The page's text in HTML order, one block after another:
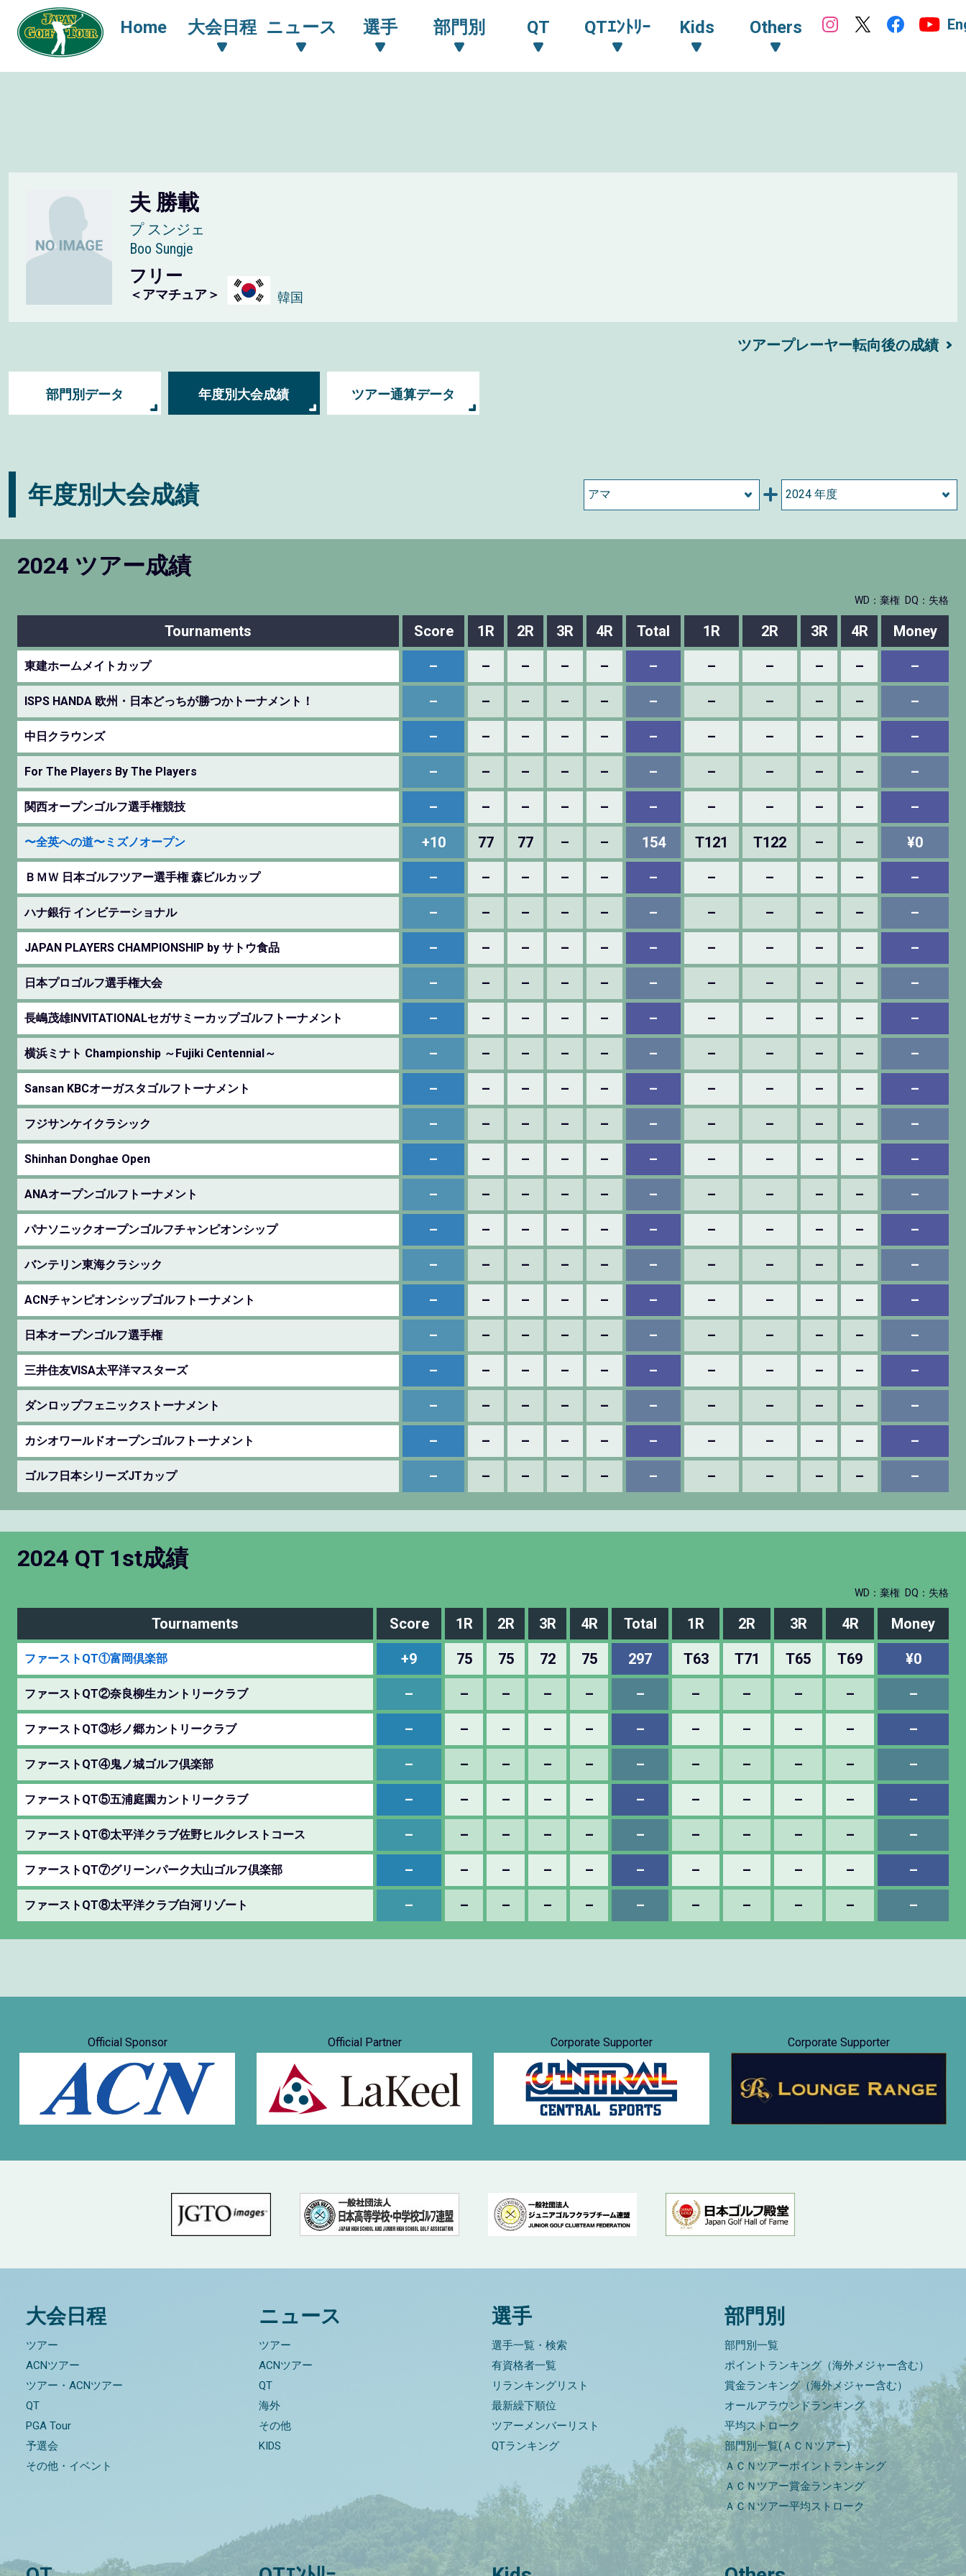
Home 大会日程 ニュース 選手 部門別 QT QTｴﾝﾄﾘｰ Kids Others
夫 勝載
プ スンジェ
Boo Sungje
フリー
＜アマチュア＞ 韓国
ツアープレーヤー転向後の成績
部門別データ 年度別大会成績 ツアー通算データ
年度別大会成績
2024 ツアー成績
WD：棄権 DQ：失格
Tournaments Score 1R 2R 3R 4R Total 1R 2R 3R 4R Money
東建ホームメイトカップ – – – – – – – – – – –
ISPS HANDA 欧州・日本どっちが勝つかトーナメント！ – – – – – – – – – – –
中日クラウンズ – – – – – – – – – – –
For The Players By The Players – – – – – – – – – – –
関西オープンゴルフ選手権競技 – – – – – – – – – – –
〜全英への道〜ミズノオープン +10 77 77 – – 154 T121 T122 – – ¥0
ＢＭＷ 日本ゴルフツアー選手権 森ビルカップ – – – – – – – – – – –
ハナ銀行 インビテーショナル – – – – – – – – – – –
JAPAN PLAYERS CHAMPIONSHIP by サトウ食品 – – – – – – – – – – –
日本プロゴルフ選手権大会 – – – – – – – – – – –
長嶋茂雄INVITATIONALセガサミーカップゴルフトーナメント – – – – – – – – – – –
横浜ミナト Championship ～Fujiki Centennial～ – – – – – – – – – – –
Sansan KBCオーガスタゴルフトーナメント – – – – – – – – – – –
フジサンケイクラシック – – – – – – – – – – –
Shinhan Donghae Open – – – – – – – – – – –
ANAオープンゴルフトーナメント – – – – – – – – – – –
パナソニックオープンゴルフチャンピオンシップ – – – – – – – – – – –
バンテリン東海クラシック – – – – – – – – – – –
ACNチャンピオンシップゴルフトーナメント – – – – – – – – – – –
日本オープンゴルフ選手権 – – – – – – – – – – –
三井住友VISA太平洋マスターズ – – – – – – – – – – –
ダンロップフェニックストーナメント – – – – – – – – – – –
カシオワールドオープンゴルフトーナメント – – – – – – – – – – –
ゴルフ日本シリーズJTカップ – – – – – – – – – – –
2024 QT 1st成績
WD：棄権 DQ：失格
Tournaments Score 1R 2R 3R 4R Total 1R 2R 3R 4R Money
ファーストQT①富岡倶楽部 +9 75 75 72 75 297 T63 T71 T65 T69 ¥0
ファーストQT②奈良柳生カントリークラブ – – – – – – – – – – –
ファーストQT③杉ノ郷カントリークラブ – – – – – – – – – – –
ファーストQT④鬼ノ城ゴルフ倶楽部 – – – – – – – – – – –
ファーストQT⑤五浦庭園カントリークラブ – – – – – – – – – – –
ファーストQT⑥太平洋クラブ佐野ヒルクレストコース – – – – – – – – – – –
ファーストQT⑦グリーンパーク大山ゴルフ倶楽部 – – – – – – – – – – –
ファーストQT⑧太平洋クラブ白河リゾート – – – – – – – – – – –
Official Sponsor Official Partner Corporate Supporter Corporate Supporter
大会日程
ツアー
ACNツアー
ツアー・ACNツアー
QT
PGA Tour
予選会
その他・イベント
ニュース
ツアー
ACNツアー
QT
海外
その他
KIDS
選手
選手一覧・検索
有資格者一覧
リランキングリスト
最新繰下順位
ツアーメンバーリスト
QTランキング
部門別
部門別一覧
ポイントランキング（海外メジャー含む）
賞金ランキング（海外メジャー含む）
オールアラウンドランキング
平均ストローク
部門別一覧(ＡＣＮツアー)
ＡＣＮツアーポイントランキング
ＡＣＮツアー賞金ランキング
ＡＣＮツアー平均ストローク